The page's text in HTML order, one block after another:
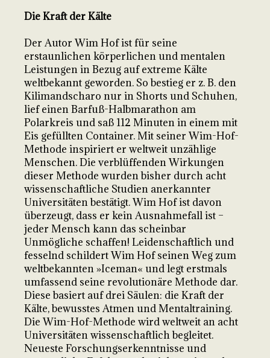
Die Kraft der Kälte
Der Autor Wim Hof ist für seine
erstaunlichen körperlichen und mentalen
Leistungen in Bezug auf extreme Kälte
weltbekannt geworden. So bestieg er z. B. den
Kilimandscharo nur in Shorts und Schuhen,
lief einen Barfuß-Halbmarathon am
Polarkreis und saß 112 Minuten in einem mit
Eis gefüllten Container. Mit seiner Wim-Hof-
Methode inspiriert er weltweit unzählige
Menschen. Die verblüffenden Wirkungen
dieser Methode wurden bisher durch acht
wissenschaftliche Studien anerkannter
Universitäten bestätigt. Wim Hof ist davon
überzeugt, dass er kein Ausnahmefall ist –
jeder Mensch kann das scheinbar
Unmögliche schaffen! Leidenschaftlich und
fesselnd schildert Wim Hof seinen Weg zum
weltbekannten »Iceman« und legt erstmals
umfassend seine revolutionäre Methode dar.
Diese basiert auf drei Säulen: die Kraft der
Kälte, bewusstes Atmen und Mentaltraining.
Die Wim-Hof-Methode wird weltweit an acht
Universitäten wissenschaftlich begleitet.
Neueste Forschungserkenntnisse und